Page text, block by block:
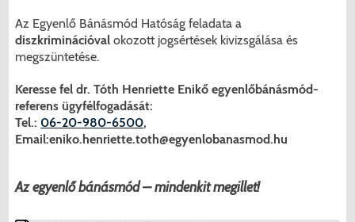
Az Egyenlő Bánásmód Hatóság feladata a
diszkriminációvalokozott jogsértések kivizsgálása és
megszüntetése.
Keresse fel dr. Tóth Henriette Enikő egyenlőbánásmód-
referens ügyfélfogadását:
Tel.: 06-20-980-6500,
Email:eniko.henriette.toth@egyenlobanasmod.hu
Az egyenlő bánásmód – mindenkit megillet!